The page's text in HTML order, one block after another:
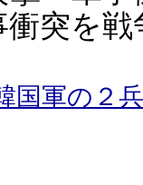
衝突を
国軍の２